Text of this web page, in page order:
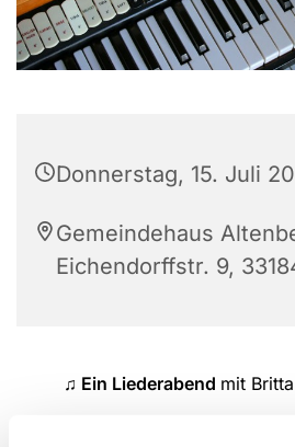
Donnerstag, 15. Juli
Gemeindehaus
Eichendorffstr. 9,
♫ Ein Liederabend mit
Neues und Bekanntes